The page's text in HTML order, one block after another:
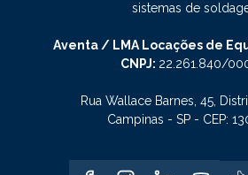
sistemas de
Aventa / LMA Locações de
CNPJ: 22.261.840/
Rua Wallace Barnes, 45,
Campinas - SP - CEP: